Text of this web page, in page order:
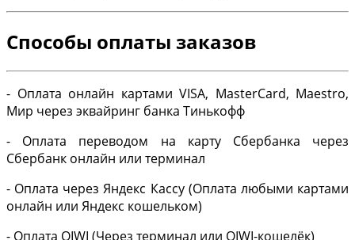
Способы оплаты заказов
- Оплата онлайн картами VISA, MasterCard, Maestro,
Мир через эквайринг банка Тинькофф
- Оплата переводом на карту Сбербанка через
Сбербанк онлайн или терминал
- Оплата через Яндекс Кассу (Оплата любыми картами
онлайн или Яндекс кошельком)
- Оплата QIWI (Через терминал или QIWI-кошелёк)